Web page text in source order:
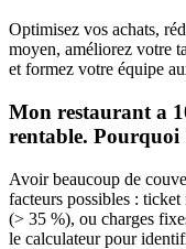
Optimisez vos achats,
moyen, améliorez votre
et formez votre équipe
Mon restaurant a
rentable. Pourquoi
Avoir beaucoup de
facteurs possibles :
(> 35 %), ou charges
le calculateur pour